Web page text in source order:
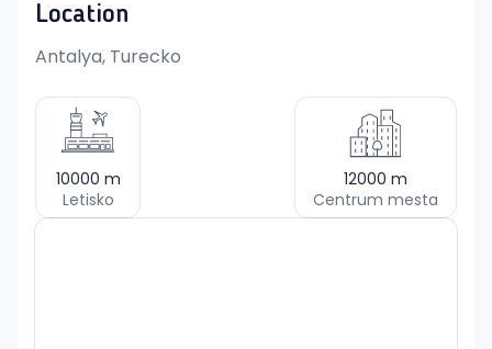
Location
Antalya, Turecko
10000 m
Letisko
12000 m
Centrum mesta